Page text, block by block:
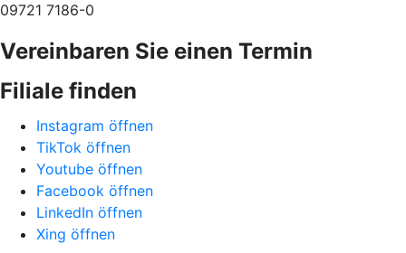
09721 7186-0
Vereinbaren Sie einen Termin
Filiale finden
Instagram öffnen
TikTok öffnen
Youtube öffnen
Facebook öffnen
LinkedIn öffnen
Xing öffnen